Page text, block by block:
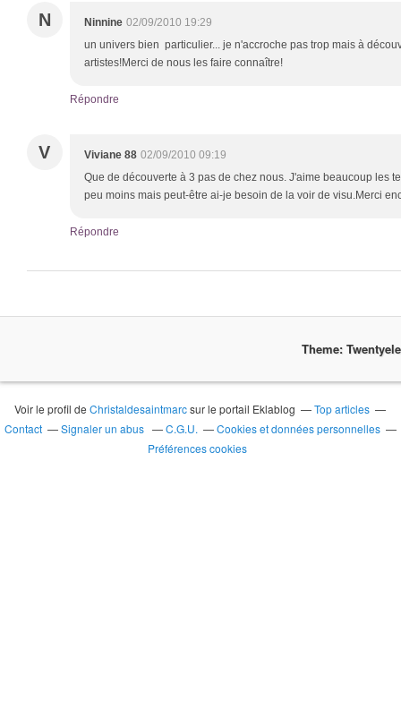
N Ninnine 02/09/2010 19:29
un univers bien particulier... je n'accroche pas trop mais à
artistes!Merci de nous les faire connaître!
Répondre
V Viviane 88 02/09/2010 09:19
Que de découverte à 3 pas de chez nous. J'aime beaucoup les
peu moins mais peut-être ai-je besoin de la voir de visu.Merci
Répondre
Theme:
Voir le profil deChristaldesaintmarcsur le portail Eklablog
Top articles
Contact
Signaler un abus C.G.U.
Cookies et données personnelles
Préférences cookies